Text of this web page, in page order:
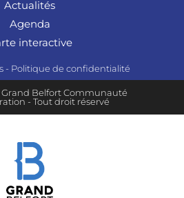
Actualités
Agenda
interactive
- Politique de confidentialité
Grand Belfort Communauté
- Tout droit réservé